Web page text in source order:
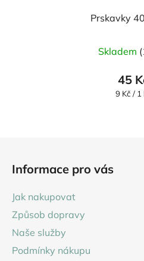
Prskavky
Skladem
45
Měrná
9 Kč / 1
Informace pro vás
Jak nakupovat
Způsob dopravy
Naše služby
Podmínky nákupu